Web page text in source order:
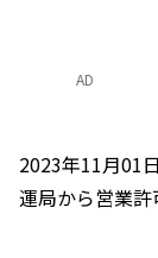
AD
2023年11月01
運局から営業許